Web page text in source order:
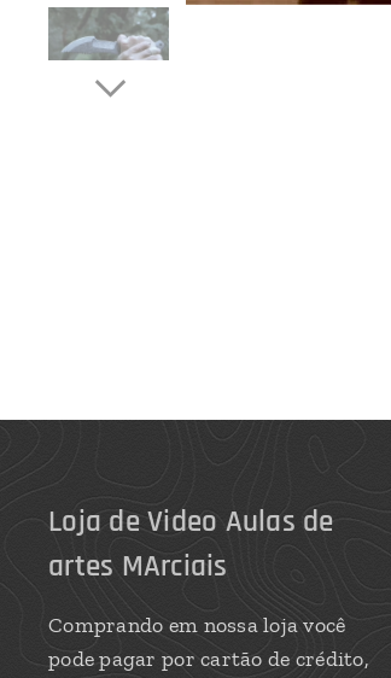
Loja de Video Aulas de
artes MArciais
Comprando em nossa loja você
pode pagar por cartão de crédito,